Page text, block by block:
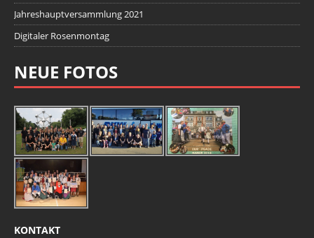
Jahreshauptversammlung 2021
Digitaler Rosenmontag
NEUE FOTOS
KONTAKT